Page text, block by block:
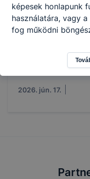
Határok nélkül a
Expert
2026. jún. 17.
képesek honlapunk
használatára, vagy
fog működni